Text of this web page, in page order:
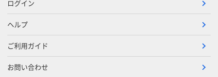
ログイン
ヘルプ
ご利用ガイド
お問い合わせ